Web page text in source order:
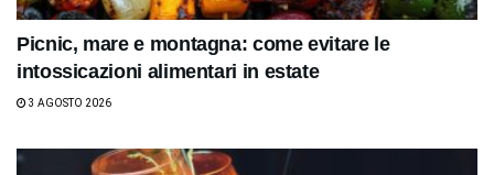
Picnic, mare e montagna: come evitare le
intossicazioni alimentari in estate
3 AGOSTO 2026